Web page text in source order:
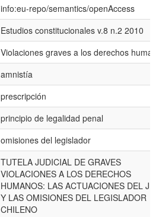
info:eu-repo/semantics/openAccess
Estudios constitucionales v.8 n.2 2010
Violaciones graves a los derechos
amnistía
prescripción
principio de legalidad penal
omisiones del legislador
TUTELA JUDICIAL DE GRAVES
VIOLACIONES A LOS DERECHOS
HUMANOS: LAS ACTUACIONES DEL
Y LAS OMISIONES DEL LEGISLADOR
CHILENO